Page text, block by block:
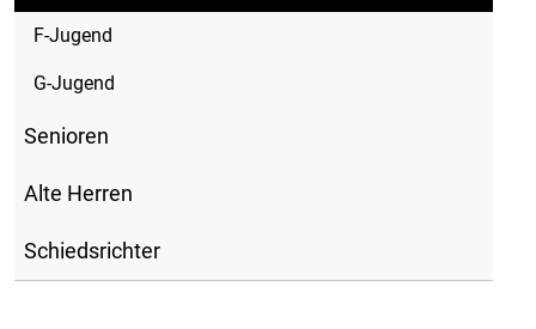
F-Jugend
G-Jugend
Senioren
Alte Herren
Schiedsrichter